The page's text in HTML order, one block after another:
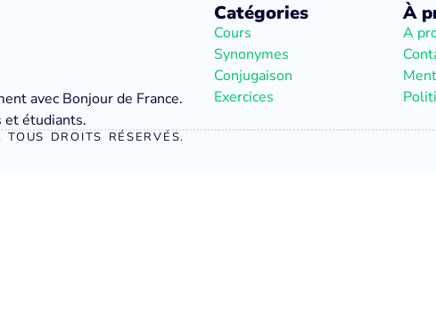
avec Bonjour de France.
et étudiants.
Catégories
Cours
Synonymes
Conjugaison
Exercices
À
A
DROITS RÉSERVÉS.